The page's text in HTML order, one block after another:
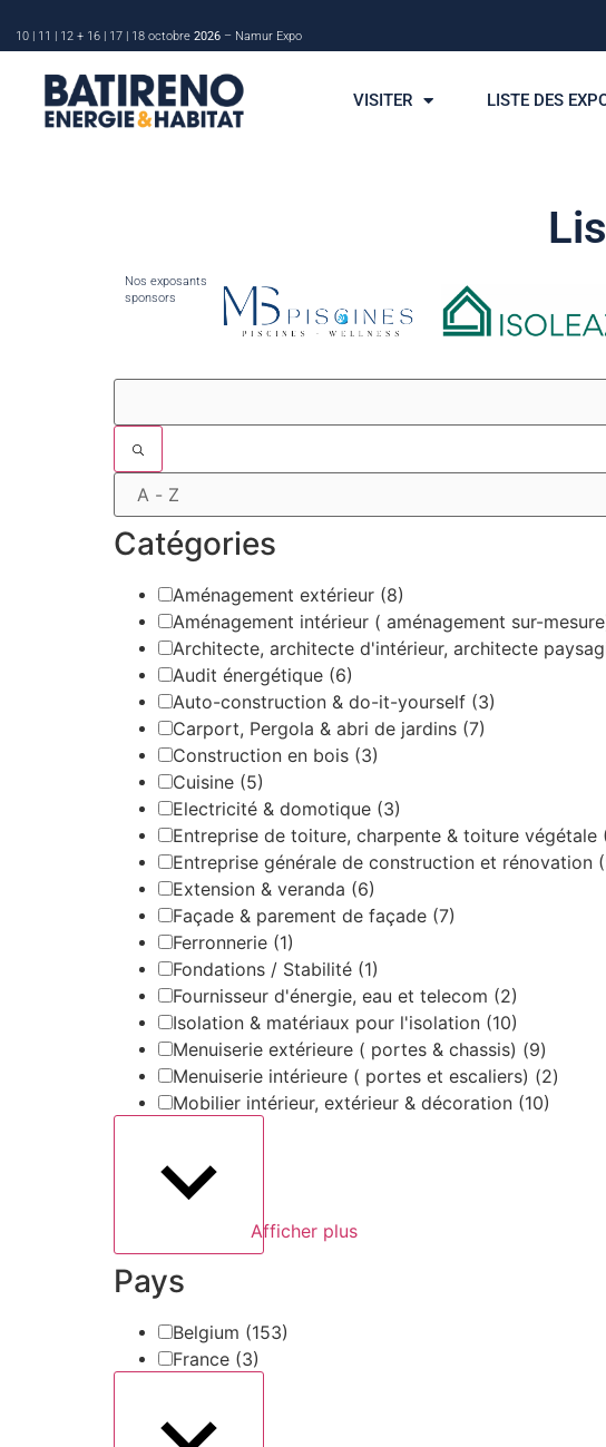
10 | 11 | 12 + 16 | 17 | 18 octobre 2026 – Namur Expo
VISITER LISTE DES
Nos exposants
sponsors
Catégories
Aménagement extérieur (8)
Aménagement intérieur ( aménagement sur-
Architecte, architecte d'intérieur, architecte
Audit énergétique (6)
Auto-construction & do-it-yourself (3)
Carport, Pergola & abri de jardins (7)
Construction en bois (3)
Cuisine (5)
Electricité & domotique (3)
Entreprise de toiture, charpente & toiture végétale
Entreprise générale de construction et rénovation
Extension & veranda (6)
Façade & parement de façade (7)
Ferronnerie (1)
Fondations / Stabilité (1)
Fournisseur d'énergie, eau et telecom (2)
Isolation & matériaux pour l'isolation (10)
Menuiserie extérieure ( portes & chassis) (9)
Menuiserie intérieure ( portes et escaliers) (2)
Mobilier intérieur, extérieur & décoration (10)
Afficher plus
Pays
Belgium (153)
France (3)